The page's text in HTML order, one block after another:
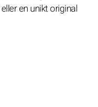
en unikt original